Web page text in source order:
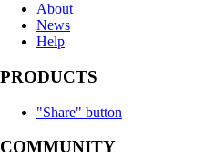
About
News
Help
PRODUCTS
"Share" button
COMMUNITY